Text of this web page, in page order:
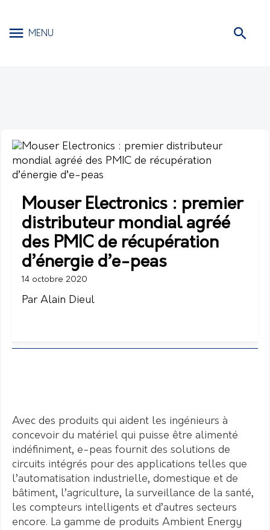
MENU
Mouser Electronics : premier
distributeur mondial agréé
des PMIC de récupération
d’énergie d’e-peas
14 octobre 2020
Par Alain Dieul
Avec des produits qui aident les ingénieurs à
concevoir du matériel qui puisse être alimenté
indéfiniment, e-peas fournit des solutions de
circuits intégrés pour des applications telles que
l’automatisation industrielle, domestique et de
bâtiment, l’agriculture, la surveillance de la santé,
les compteurs intelligents et d’autres secteurs
encore. La gamme de produits Ambient Energy